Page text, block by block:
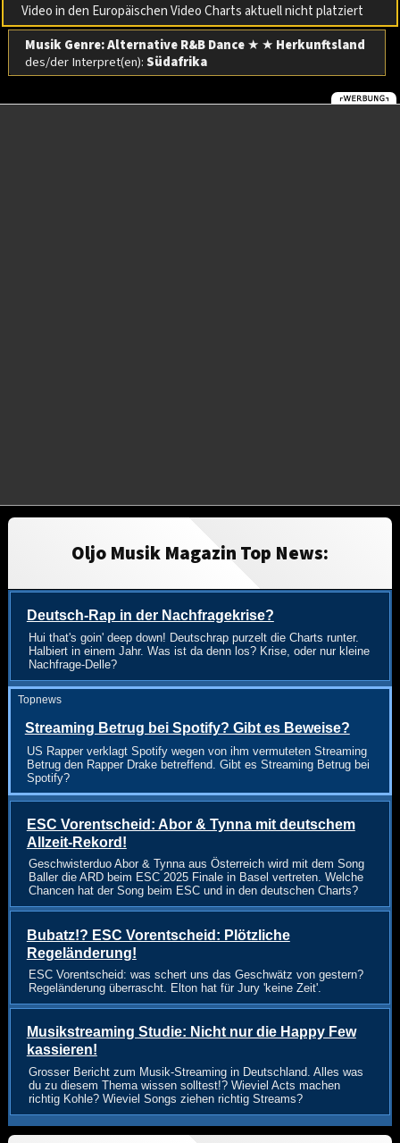
Video in den Europäischen Video Charts aktuell nicht platziert
Musik Genre: Alternative R&B Dance★ ★ Herkunftsland
des/der Interpret(en):Südafrika
Oljo Musik Magazin Top News:
Deutsch-Rap in der Nachfragekrise?
Hui that's goin' deep down! Deutschrap purzelt die Charts runter.
Halbiert in einem Jahr. Was ist da denn los? Krise, oder nur kleine
Nachfrage-Delle?
Topnews
Streaming Betrug bei Spotify? Gibt es Beweise?
US Rapper verklagt Spotify wegen von ihm vermuteten Streaming
Betrug den Rapper Drake betreffend. Gibt es Streaming Betrug bei
Spotify?
ESC Vorentscheid: Abor & Tynna mit deutschem
Allzeit-Rekord!
Geschwisterduo Abor & Tynna aus Österreich wird mit dem Song
Baller die ARD beim ESC 2025 Finale in Basel vertreten. Welche
Chancen hat der Song beim ESC und in den deutschen Charts?
Bubatz!? ESC Vorentscheid: Plötzliche
Regeländerung!
ESC Vorentscheid: was schert uns das Geschwätz von gestern?
Regeländerung überrascht. Elton hat für Jury 'keine Zeit'.
Musikstreaming Studie: Nicht nur die Happy Few
kassieren!
Grosser Bericht zum Musik-Streaming in Deutschland. Alles was
du zu diesem Thema wissen solltest!? Wieviel Acts machen
richtig Kohle? Wieviel Songs ziehen richtig Streams?